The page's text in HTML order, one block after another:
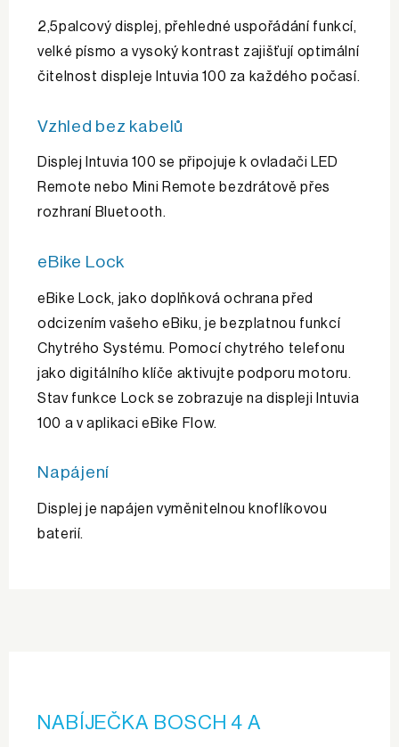
2,5palcový displej, přehledné uspořádání funkcí,
velké písmo a vysoký kontrast zajišťují optimální
čitelnost displeje Intuvia 100 za každého počasí.
Vzhled bez kabelů
Displej Intuvia 100 se připojuje k ovladači LED
Remote nebo Mini Remote bezdrátově přes
rozhraní Bluetooth.
eBike Lock
eBike Lock, jako doplňková ochrana před
odcizením vašeho eBiku, je bezplatnou funkcí
Chytrého Systému. Pomocí chytrého telefonu
jako digitálního klíče aktivujte podporu motoru.
Stav funkce Lock se zobrazuje na displeji Intuvia
100 a v aplikaci eBike Flow.
Napájení
Displej je napájen vyměnitelnou knoflíkovou
baterií.
NABÍJEČKA BOSCH 4 A